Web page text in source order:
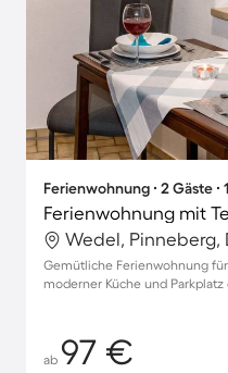
Ferienwohnung ∙ 2 Gäste ∙
Ferienwohnung mit
Wedel, Pinneberg,
Gemütliche Ferienwohnung
moderner Küche und Parkplatz
ab 97 €